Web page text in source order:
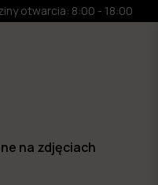
otwarcia: 8:00 - 18:00
na zdjęciach